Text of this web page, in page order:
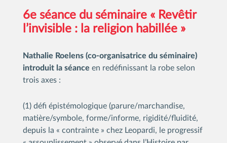
6e séance du séminaire « Revêtir
l’invisible : la religion habillée »
Nathalie Roelens (co-organisatrice du séminaire)
introduit la séance en redéfinissant la robe selon
trois axes :
(1) défi épistémologique (parure/marchandise,
matière/symbole, forme/informe, rigidité/fluidité,
depuis la « contrainte » chez Leopardi, le progressif